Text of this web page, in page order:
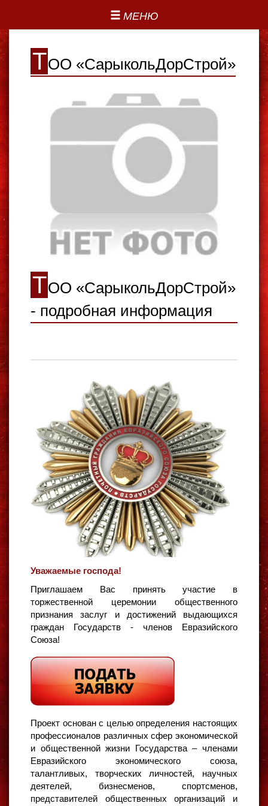
МЕНЮ
ТОО «СарыкольДорСтрой»
ТОО «СарыкольДорСтрой»
- подробная информация
Уважаемые господа!
Приглашаем Вас принять участие в
торжественной церемонии общественного
признания заслуг и достижений выдающихся
граждан Государств - членов Евразийского
Союза!
Проект основан с целью определения настоящих
профессионалов различных сфер экономической
и общественной жизни Государства – членами
Евразийского экономического союза,
талантливых, творческих личностей, научных
деятелей, бизнесменов, спортсменов,
представителей общественных организаций и